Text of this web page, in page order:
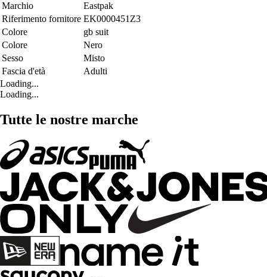
Marchio
Eastpak
Riferimento fornitore EK0000451Z3
Colore
gb suit
Colore
Nero
Sesso
Misto
Fascia d'età
Adulti
Loading...
Loading...
Tutte le nostre marche